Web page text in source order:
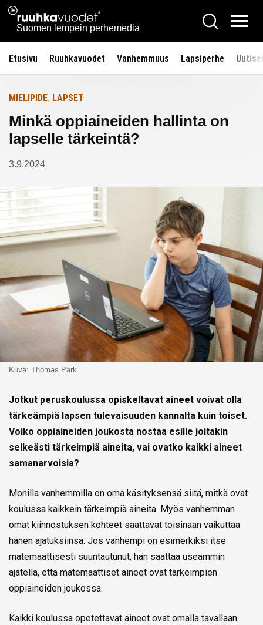
Siirry
sisältöön
Ruuhkavuodet.fi
Suomen lempein perhemedia
Hae
Etusivu Ruuhkavuodet Vanhemmuus Lapsiperhe
Etusivulle
MIELIPIDE, LAPSET
Minkä oppiaineiden hallinta on
lapselle tärkeintä?
3.9.2024
Kuva: Thomas Park
Jotkut peruskoulussa opiskeltavat aineet voivat olla
tärkeämpiä lapsen tulevaisuuden kannalta kuin toiset.
Voiko oppiaineiden joukosta nostaa esille joitakin
selkeästi tärkeimpiä aineita, vai ovatko kaikki aineet
samanarvoisia?
Monilla vanhemmilla on oma käsityksensä siitä, mitkä ovat
koulussa kaikkein tärkeimpiä aineita. Myös vanhemman
omat kiinnostuksen kohteet saattavat toisinaan vaikuttaa
hänen ajatuksiinsa. Jos vanhempi on esimerkiksi itse
matemaattisesti suuntautunut, hän saattaa useammin
ajatella, että matemaattiset aineet ovat tärkeimpien
oppiaineiden joukossa.
Kaikki koulussa opetettavat aineet ovat omalla tavallaan